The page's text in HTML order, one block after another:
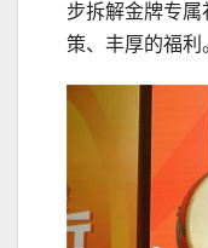
步拆解金牌专
策、丰厚的福利